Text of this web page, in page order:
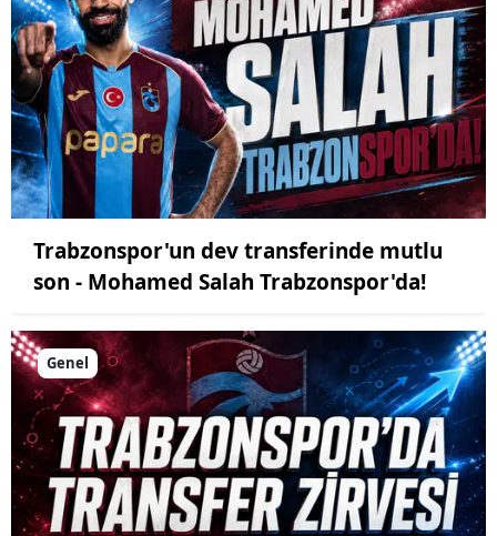
Trabzonspor'un dev transferinde mutlu
son - Mohamed Salah Trabzonspor'da!
Genel